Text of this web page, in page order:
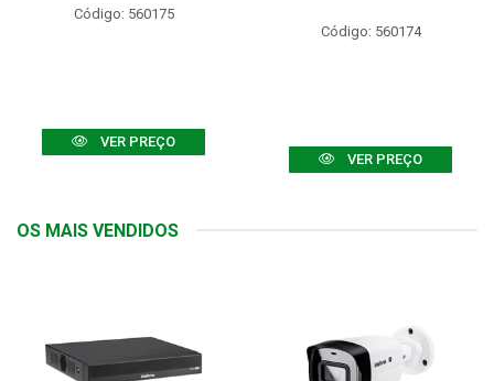
Código: 560175
VER PREÇO
Código: 560174
VER PREÇO
OS MAIS VENDIDOS